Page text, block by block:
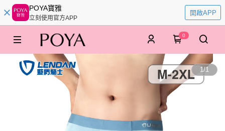
POYA寶雅
立刻使用官方APP
開啟APP
0
1/1